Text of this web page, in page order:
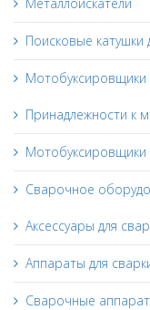
Поисковые катушки
Мотобуксировщики
Принадлежности к
Мотобуксировщики
Сварочное
Аксессуары для
Аппараты для
Сварочные